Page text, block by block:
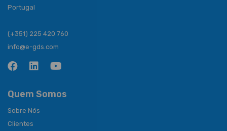
Portugal
(+351) 225 420 760
info@e-gds.com
Quem Somos
Sobre Nós
Clientes